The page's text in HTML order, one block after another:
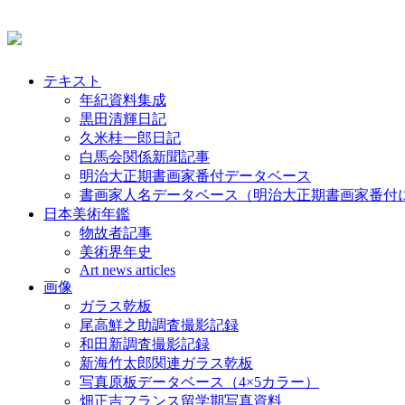
テキスト
年紀資料集成
黒田清輝日記
久米桂一郎日記
白馬会関係新聞記事
明治大正期書画家番付データベース
書画家人名データベース（明治大正期書画家番付
日本美術年鑑
物故者記事
美術界年史
Art news articles
画像
ガラス乾板
尾高鮮之助調査撮影記録
和田新調査撮影記録
新海竹太郎関連ガラス乾板
写真原板データベース（4×5カラー）
畑正吉フランス留学期写真資料